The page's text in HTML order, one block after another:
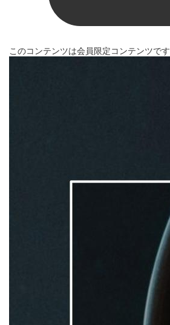
このコンテンツは会員限定コンテンツです